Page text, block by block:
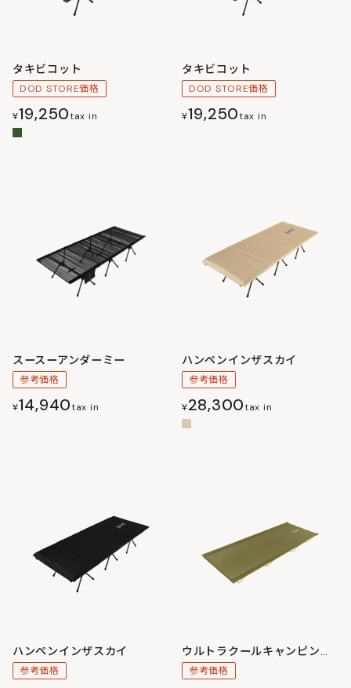
タキビコット
DOD STORE価格
¥19,250tax in
タキビコット
DOD STORE価格
¥19,250tax in
スースーアンダーミー
参考価格
¥14,940tax in
ハンペンインザスカイ
参考価格
¥28,300tax in
ハンペンインザスカイ
参考価格
ウルトラクールキャンピングベッド
参考価格